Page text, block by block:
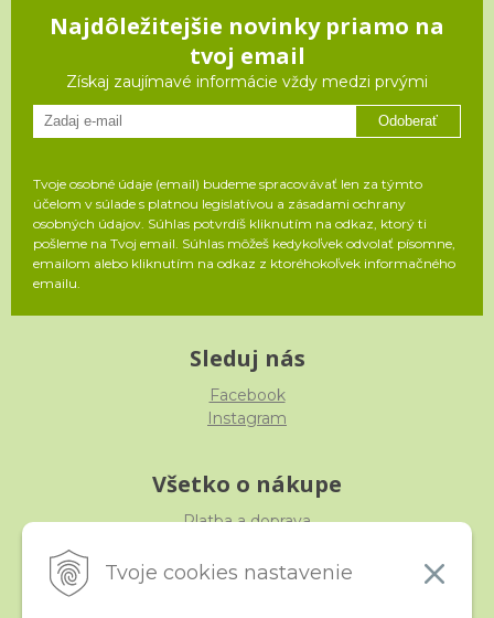
Tvoje cookies nastavenie
Najdôležitejšie novinky priamo na
tvoj email
Získaj zaujímavé informácie vždy medzi prvými
Odoberať
Tvoje osobné údaje (email) budeme spracovávať len za týmto
účelom v súlade s platnou legislatívou a zásadami ochrany
osobných údajov. Súhlas potvrdíš kliknutím na odkaz, ktorý ti
pošleme na Tvoj email. Súhlas môžeš kedykoľvek odvolať písomne,
emailom alebo kliknutím na odkaz z ktoréhokoľvek informačného
emailu.
Sleduj nás
Facebook
Instagram
Všetko o nákupe
Platba a doprava
Obchodné podmienky